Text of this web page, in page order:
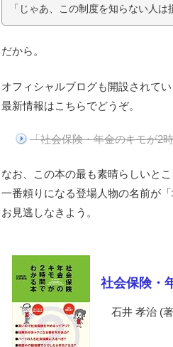
「じゃあ、この制度を知らない人
だから。
オフィシャルブログも開設されてい
最新情報はこちらでどうぞ。
「社会保険・年金のキモが2
なお、この本の最も素晴らしいと
一番頼りになる登場人物の名前が
お見逃しなきよう。
社会保険・
石井 孝治 (